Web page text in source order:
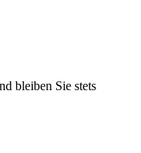
bleiben Sie stets